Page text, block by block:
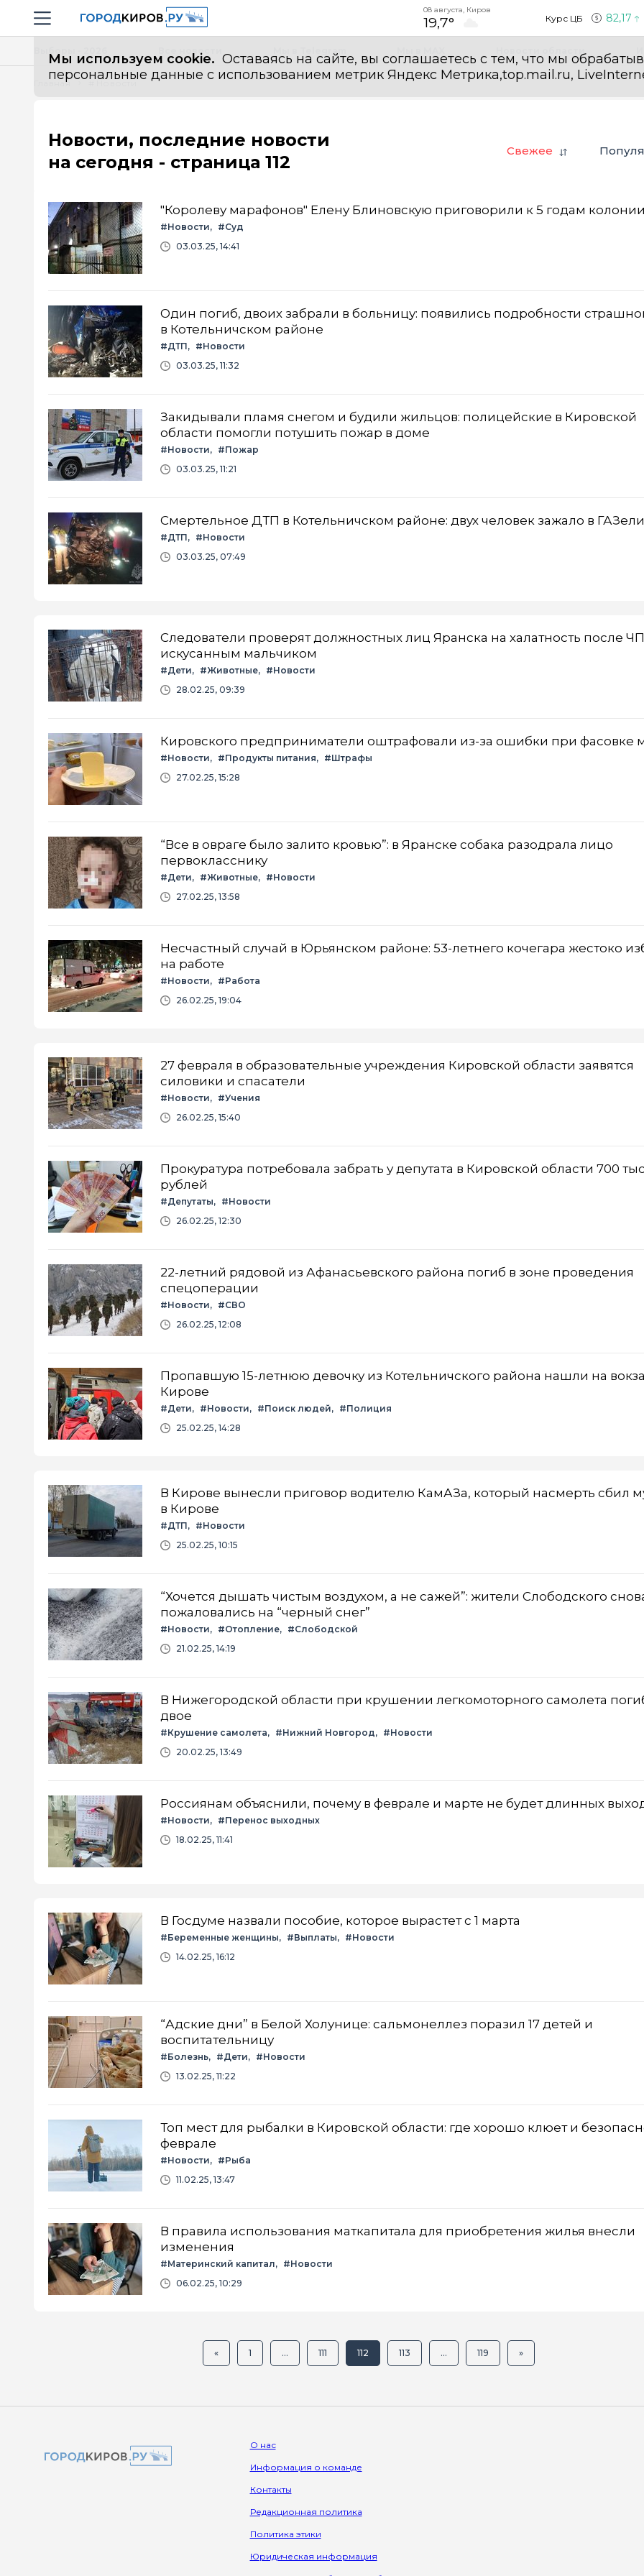
Навигация сайта
08 августа, Киров
19,7° Курс ЦБ 82,17
Мы используем cookie. Оставаясь на сайте, вы соглашаетесь с тем, что мы
персональные данные с использованием метрик Яндекс Метрика,top.mail.ru,
Все новости
Главная
Новости, последние новости
на сегодня - страница 112
Свежее
"Королеву марафонов" Елену Блиновскую приговорили к 5 годам
#Новости
#Суд
03.03.25, 14:41
Один погиб, двоих забрали в больницу: появились подробности
в Котельничском районе
#ДТП
#Новости
03.03.25, 11:32
Закидывали пламя снегом и будили жильцов: полицейские в Кировской
области помогли потушить пожар в доме
#Новости
#Пожар
03.03.25, 11:21
Смертельное ДТП в Котельничском районе: двух человек зажало в ГАЗели
#ДТП
#Новости
03.03.25, 07:49
Следователи проверят должностных лиц Яранска на халатность после
искусанным мальчиком
#Дети #Животные
#Новости
28.02.25, 09:39
Кировского предприниматели оштрафовали из-за ошибки при фасовке
#Новости #Продукты питания
#Штрафы
27.02.25, 15:28
“Все в овраге было залито кровью”: в Яранске собака разодрала лицо
первокласснику
#Дети #Животные
#Новости
27.02.25, 13:58
Несчастный случай в Юрьянском районе: 53-летнего кочегара жестоко
на работе
#Новости
#Работа
26.02.25, 19:04
27 февраля в образовательные учреждения Кировской области заявятся
силовики и спасатели
#Новости
#Учения
26.02.25, 15:40
Прокуратура потребовала забрать у депутата в Кировской области 700
рублей
#Депутаты
#Новости
26.02.25, 12:30
22-летний рядовой из Афанасьевского района погиб в зоне проведения
спецоперации
#Новости
#СВО
26.02.25, 12:08
Пропавшую 15-летнюю девочку из Котельничского района нашли на
Кирове
#Дети #Новости #Поиск людей
#Полиция
25.02.25, 14:28
В Кирове вынесли приговор водителю КамАЗа, который насмерть сбил
в Кирове
#ДТП
#Новости
25.02.25, 10:15
“Хочется дышать чистым воздухом, а не сажей”: жители Слободского
пожаловались на “черный снег”
#Новости #Отопление
#Слободской
21.02.25, 14:19
В Нижегородской области при крушении легкомоторного самолета
двое
#Крушение самолета #Нижний Новгород
#Новости
20.02.25, 13:49
Россиянам объяснили, почему в феврале и марте не будет длинных
#Новости
#Перенос выходных
18.02.25, 11:41
В Госдуме назвали пособие, которое вырастет с 1 марта
#Беременные женщины #Выплаты
#Новости
14.02.25, 16:12
“Адские дни” в Белой Холунице: сальмонеллез поразил 17 детей и
воспитательницу
#Болезнь #Дети
#Новости
13.02.25, 11:22
Топ мест для рыбалки в Кировской области: где хорошо клюет и
феврале
#Новости
#Рыба
11.02.25, 13:47
В правила использования маткапитала для приобретения жилья внесли
изменения
#Материнский капитал
#Новости
06.02.25, 10:29
« 1 ... 111 112 113 ... 119 »
О нас
Информация о команде
Контакты
Редакционная политика
Политика этики
Юридическая информация